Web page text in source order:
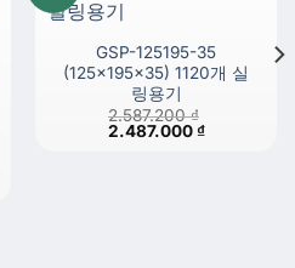
GSP-125195-35
(125x195x35) 1120개 실
링용기
2.587.200₫
원
2.487.000₫현